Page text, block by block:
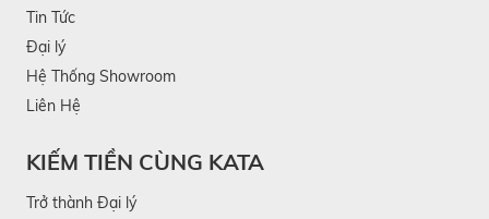
Tin Tức
Đại lý
Hệ Thống Showroom
Liên Hệ
KIẾM TIỀN CÙNG KATA
Trở thành Đại lý